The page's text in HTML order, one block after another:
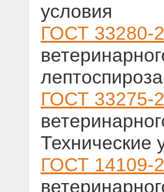
условия
ГОСТ 33280-
ГОСТ 33275-
Технические
ГОСТ 14109-